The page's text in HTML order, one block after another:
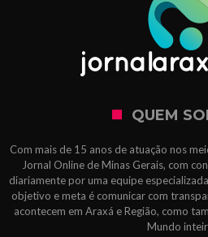
QUEM
Com mais de 15 anos de atuação nos
Jornal Online de Minas Gerais, com
diariamente por uma equipe
objetivo e meta é comunicar com
acontecem em Araxá e Região, como
Mundo